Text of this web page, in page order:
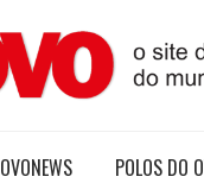
OVONEWS POLOS DO